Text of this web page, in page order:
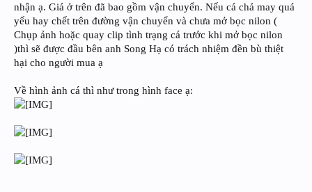
nhận ạ. Giá ở trên đã bao gồm vận chuyển. Nếu cá chả may quá
yếu hay chết trên đường vận chuyển và chưa mở bọc nilon (
Chụp ảnh hoặc quay clip tình trạng cá trước khi mở bọc nilon
)thì sẽ được đầu bên anh Song Hạ có trách nhiệm đền bù thiệt
hại cho người mua ạ
Về hình ảnh cá thì như trong hình face ạ: